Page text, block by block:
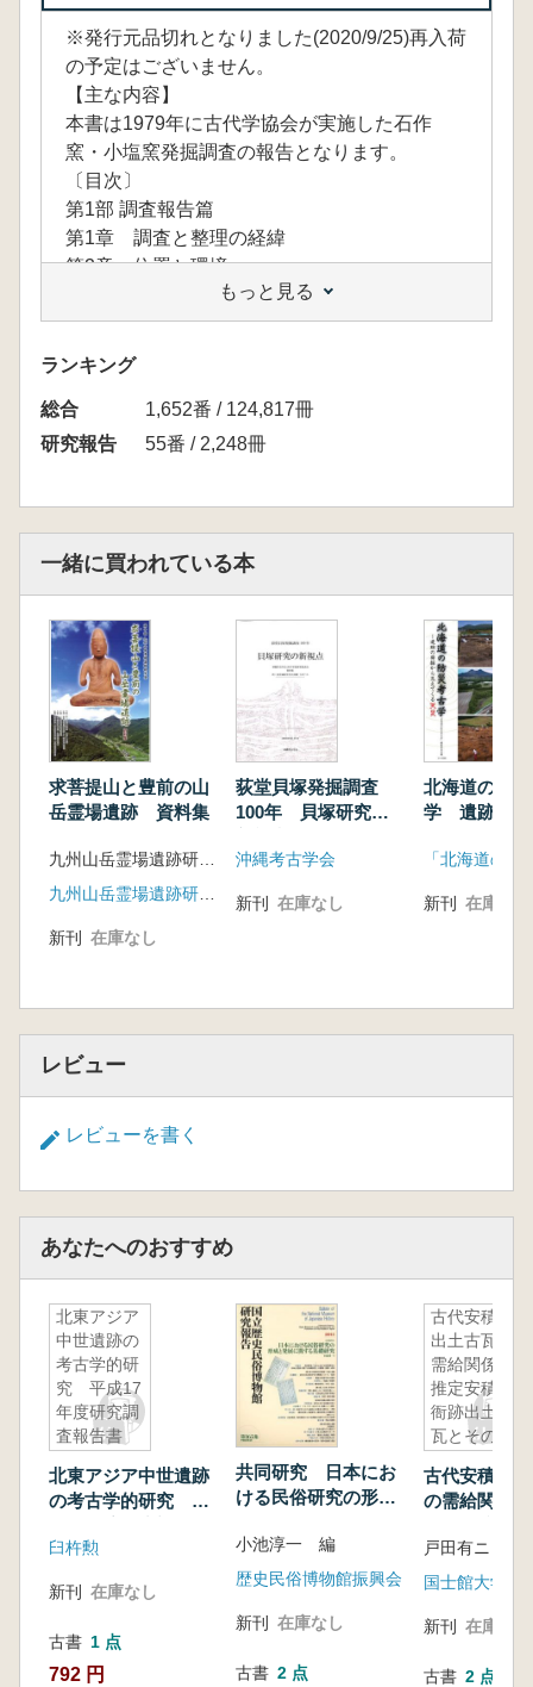
※発行元品切れとなりました(2020/9/25)再入荷
の予定はございません。
【主な内容】
本書は1979年に古代学協会が実施した石作
窯・小塩窯発掘調査の報告となります。
〔目次〕
第1部 調査報告篇
第1章 調査と整理の経緯
第2章 位置と環境
第3章 石作窯の遺構と遺物
第4章 小塩窯の遺構と遺物
第5章 自然科学的分析
第6章 考察
付表
第2部 研究報告篇
第3章 洛北・本山官山遺跡の基礎的検討 石作
窯成立前夜の様相
第5章 平安前期の緑釉瓦生産
第6章 平安京の緑釉瓦
第7章 緑釉陶器・緑釉瓦の胎土分析
第8章 緑釉陶器・緑釉瓦の色調分析
第3部 資料紹介篇
第1章 吉志部瓦窯の窯道具
第2章 尼吹ノ谷窯跡
研究の総括
もっと見る
ランキング
総合
1,652番 / 124,817冊
研究報告
55番 / 2,248冊
一緒に買われている本
求菩提山と豊前の山
岳霊場遺跡 資料集
九州山岳霊場遺跡研究会 九州歴史資料館 編
九州山岳霊場遺跡研究会
新刊 在庫なし
荻堂貝塚発掘調査
100年 貝塚研究の
沖縄考古学会
新刊 在庫なし
北海道の防
学 遺跡の発
新刊 在庫なし
レビュー
レビューを書く
あなたへのおすすめ
北東アジア
中世遺跡の
考古学的研
究 平成17
年度研究調
査報告書
北東アジア中世遺跡
の考古学的研究 平
告書
臼杵勲
新刊 在庫なし
古書 1 点
792 円
共同研究 日本にお
ける民俗研究の形成
研究
小池淳一 編
歴史民俗博物館振興会
新刊 在庫なし
古書 2 点
古代安積郡
出土古瓦の
需給関係
推定安積郡
衙跡出土古
瓦とその瓦
古代安積郡
の需給関係
その瓦屋
戸田有ニ 編
新刊 在庫なし
古書 2 点